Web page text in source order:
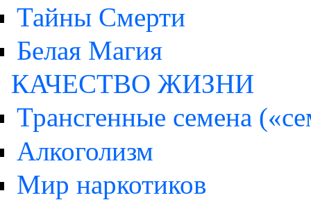
Тайны Смерти
Белая Магия
КАЧЕСТВО ЖИЗНИ
Трансгенные семена
Алкоголизм
Мир наркотиков